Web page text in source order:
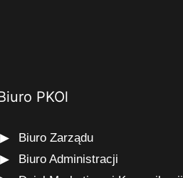
PKOl
Biuro Zarządu
Biuro Administracji